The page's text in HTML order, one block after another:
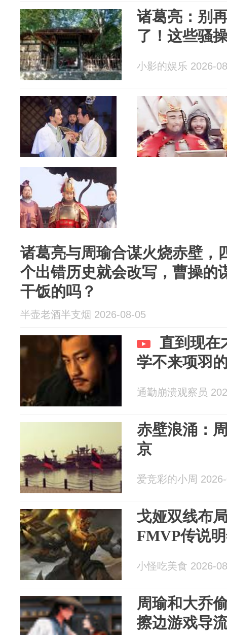
诸葛亮：别
了！这些骚
小影的娱乐 2026-
诸葛亮与周瑜合谋火烧赤壁，
个出错历史就会改写，曹操的
干饭的吗？
半壶老酒半支烟 2026-08-05
直到现在
学不来项羽
通勤崩溃观察员
赤壁浪涌：
京
爱竞彩的小周
戈娅双线布
FMVP传说
小怪吃美食 2026-
周瑜和大乔
擦边游戏导